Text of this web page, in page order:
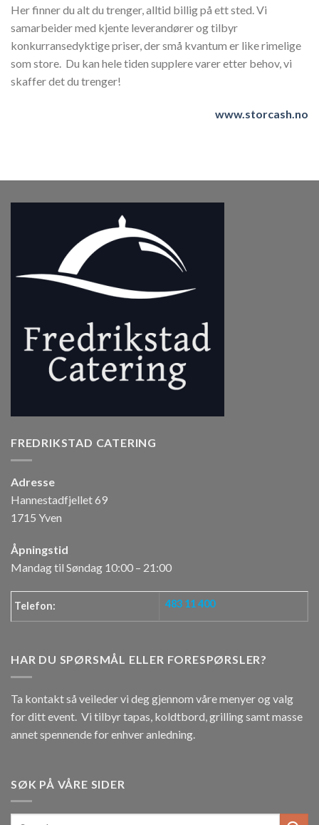
Her finner du alt du trenger, alltid billig på ett sted. Vi
samarbeider med kjente leverandører og tilbyr
konkurransedyktige priser, der små kvantum er like rimelige
som store. Du kan hele tiden supplere varer etter behov, vi
skaffer det du trenger!
www.storcash.no
FREDRIKSTAD CATERING
Adresse
Hannestadfjellet 69
1715 Yven
Åpningstid
Mandag til Søndag 10:00 – 21:00
Telefon: 483 11 400
HAR DU SPØRSMÅL ELLER FORESPØRSLER?
Ta kontakt så veileder vi deg gjennom våre menyer og valg
for ditt event. Vi tilbyr tapas, koldtbord, grilling samt masse
annet spennende for enhver anledning.
SØK PÅ VÅRE SIDER